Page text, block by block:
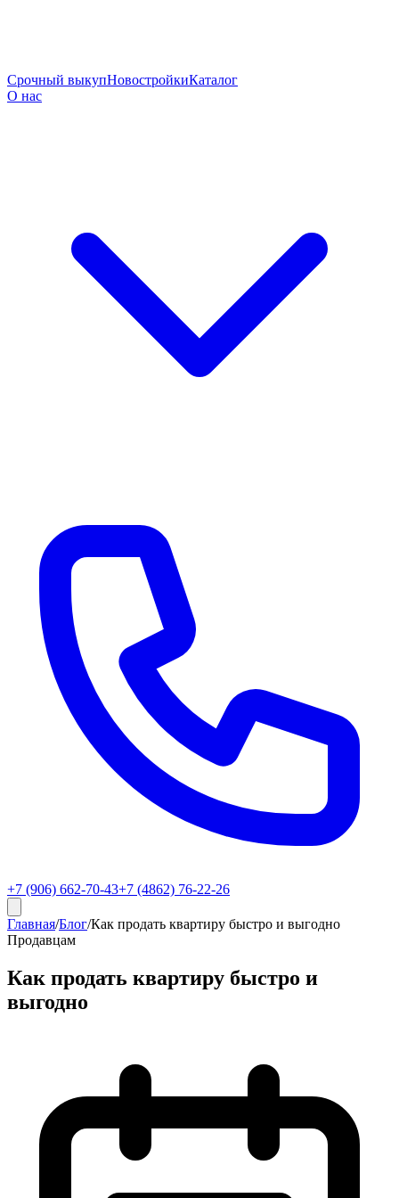
Срочный выкупНовостройкиКаталог
О нас
+7 (906) 662-70-43+7 (4862) 76-22-26
Главная/Блог/Как продать квартиру быстро и выгодно
Продавцам
Как продать квартиру быстро и
выгодно